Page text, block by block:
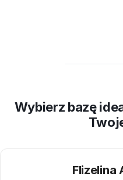
Wybierz bazę
Flizelina